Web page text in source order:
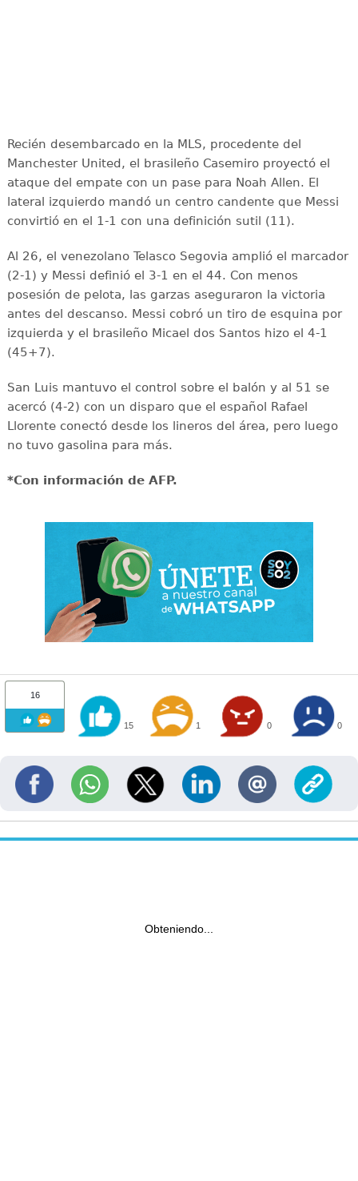
Recién desembarcado en la MLS, procedente del
Manchester United, el brasileño Casemiro proyectó el
ataque del empate con un pase para Noah Allen. El
lateral izquierdo mandó un centro candente que Messi
convirtió en el 1-1 con una definición sutil (11).
Al 26, el venezolano Telasco Segovia amplió el marcador
(2-1) y Messi definió el 3-1 en el 44. Con menos
posesión de pelota, las garzas aseguraron la victoria
antes del descanso. Messi cobró un tiro de esquina por
izquierda y el brasileño Micael dos Santos hizo el 4-1
(45+7).
San Luis mantuvo el control sobre el balón y al 51 se
acercó (4-2) con un disparo que el español Rafael
Llorente conectó desde los lineros del área, pero luego
no tuvo gasolina para más.
*Con información de AFP.
16
15 1 0 0
Obteniendo...